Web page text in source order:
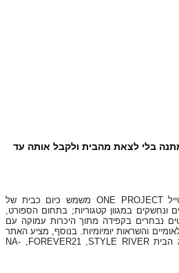
בלי לצאת מהבית ולקבל אותה עד
ONE PROJECT משמש כיום כבית של
ונחשקים במגוון קטגוריות; בתחום הספורט,
נבחרים בקפידה מתוך היכרות עמוקה עם
והשראות יומיומיות. בנוסף, מציע האתר
הביתSTYLE RIVER
FOREVER21
NA-